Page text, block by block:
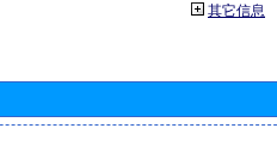
其它信息